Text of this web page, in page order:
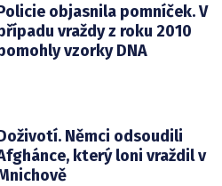
objasnila pomníček. V
vraždy z roku 2010
vzorky DNA
Němci odsoudili
který loni vraždil v